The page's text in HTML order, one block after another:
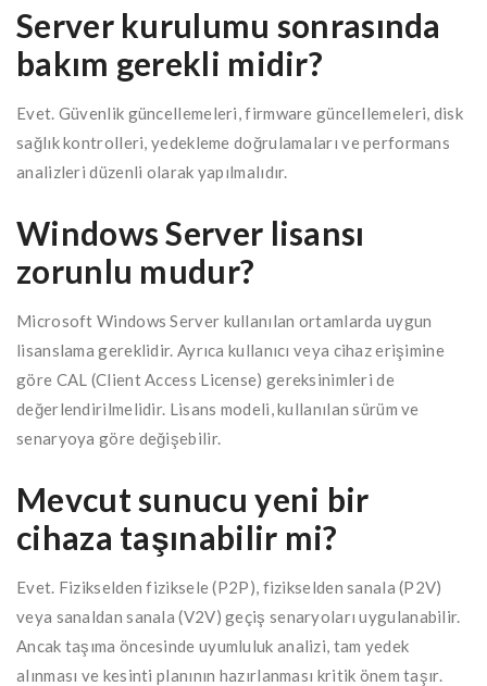
Server kurulumu sonrasında
bakım gerekli midir?
Evet. Güvenlik güncellemeleri, firmware güncellemeleri, disk
sağlık kontrolleri, yedekleme doğrulamaları ve performans
analizleri düzenli olarak yapılmalıdır.
Windows Server lisansı
zorunlu mudur?
Microsoft Windows Server kullanılan ortamlarda uygun
lisanslama gereklidir. Ayrıca kullanıcı veya cihaz erişimine
göre CAL (Client Access License) gereksinimleri de
değerlendirilmelidir. Lisans modeli, kullanılan sürüm ve
senaryoya göre değişebilir.
Mevcut sunucu yeni bir
cihaza taşınabilir mi?
Evet. Fizikselden fiziksele (P2P), fizikselden sanala (P2V)
veya sanaldan sanala (V2V) geçiş senaryoları uygulanabilir.
Ancak taşıma öncesinde uyumluluk analizi, tam yedek
alınması ve kesinti planının hazırlanması kritik önem taşır.